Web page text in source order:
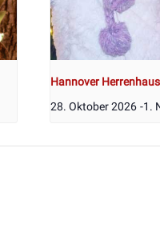
Hannover
28. Oktober 2026 -1.